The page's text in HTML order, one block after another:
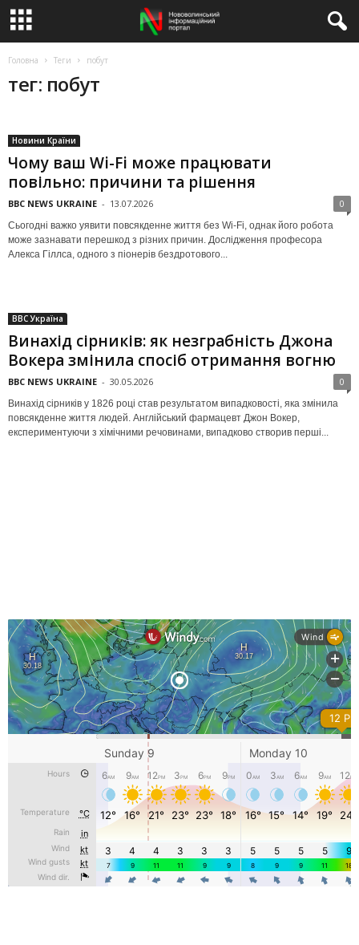
Головна Теги побут
тег: побут
Новини Країни
Чому ваш Wi-Fi може працювати
повільно: причини та рішення
BBC NEWS UKRAINE - 13.07.2026 0
Сьогодні важко уявити повсякденне життя без Wi-Fi, однак його робота
може зазнавати перешкод з різних причин. Дослідження професора
Алекса Гіллса, одного з піонерів бездротового...
BBC Україна
Винахід сірників: як незграбність Джона
Вокера змінила спосіб отримання вогню
BBC NEWS UKRAINE - 30.05.2026 0
Винахід сірників у 1826 році став результатом випадковості, яка змінила
повсякденне життя людей. Англійський фармацевт Джон Вокер,
експериментуючи з хімічними речовинами, випадково створив перші...